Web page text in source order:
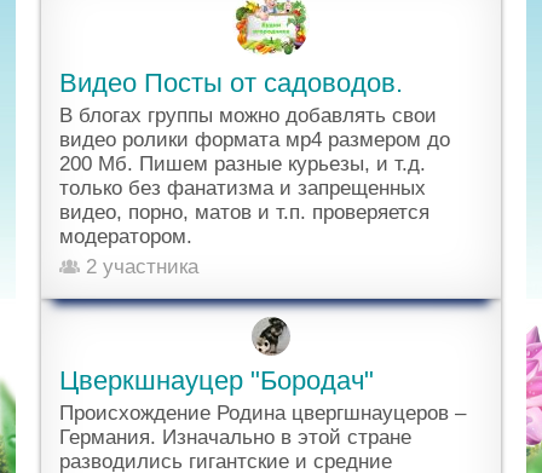
Видео Посты от садоводов.
В блогах группы можно добавлять свои
видео ролики формата мр4 размером до
200 Мб. Пишем разные курьезы, и т.д.
только без фанатизма и запрещенных
видео, порно, матов и т.п. проверяется
модератором.
2 участника
Цверкшнауцер "Бородач"
Происхождение Родина цвергшнауцеров –
Германия. Изначально в этой стране
разводились гигантские и средние